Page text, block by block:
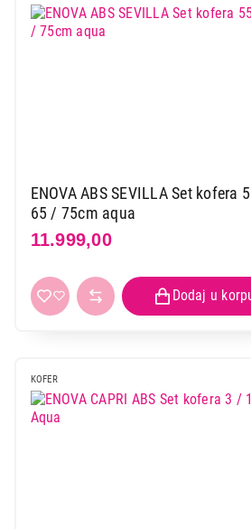
ENOVA ABS SEVILLA Set kofera
65 / 75cm aqua
11.999,00
KOFER